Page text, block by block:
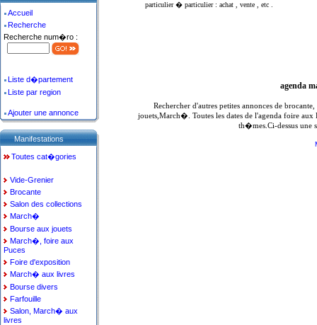
particulier � particulier : achat , vente , etc .
agenda
Rechercher d'autres petites annonces de
jouets,March�. Toutes les dates de l'agenda foire
th�mes.Ci-dessus
Accueil
Recherche
Recherche num�ro :
Liste d�partement
Liste par region
Ajouter une annonce
Manifestations
Toutes cat�gories
Vide-Grenier
Brocante
Salon des collections
March�
Bourse aux jouets
March�, foire aux
Puces
Foire d'exposition
March� aux livres
Bourse divers
Farfouille
Salon, March� aux
livres